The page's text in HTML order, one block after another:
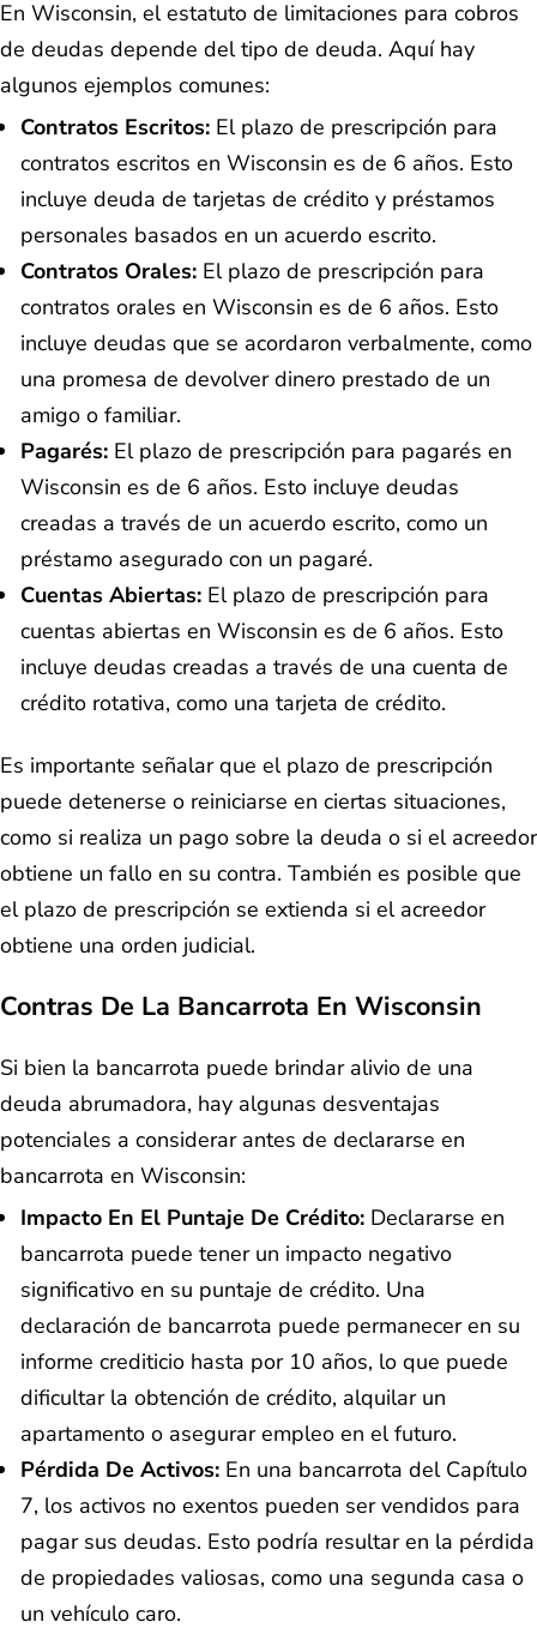
En Wisconsin, el estatuto de limitaciones para cobros
de deudas depende del tipo de deuda. Aquí hay
algunos ejemplos comunes:
Contratos Escritos: El plazo de prescripción para
contratos escritos en Wisconsin es de 6 años. Esto
incluye deuda de tarjetas de crédito y préstamos
personales basados en un acuerdo escrito.
Contratos Orales: El plazo de prescripción para
contratos orales en Wisconsin es de 6 años. Esto
incluye deudas que se acordaron verbalmente, como
una promesa de devolver dinero prestado de un
amigo o familiar.
Pagarés: El plazo de prescripción para pagarés en
Wisconsin es de 6 años. Esto incluye deudas
creadas a través de un acuerdo escrito, como un
préstamo asegurado con un pagaré.
Cuentas Abiertas: El plazo de prescripción para
cuentas abiertas en Wisconsin es de 6 años. Esto
incluye deudas creadas a través de una cuenta de
crédito rotativa, como una tarjeta de crédito.
Es importante señalar que el plazo de prescripción
puede detenerse o reiniciarse en ciertas situaciones,
como si realiza un pago sobre la deuda o si el acreedor
obtiene un fallo en su contra. También es posible que
el plazo de prescripción se extienda si el acreedor
obtiene una orden judicial.
Contras De La Bancarrota En Wisconsin
Si bien la bancarrota puede brindar alivio de una
deuda abrumadora, hay algunas desventajas
potenciales a considerar antes de declararse en
bancarrota en Wisconsin:
Impacto En El Puntaje De Crédito: Declararse en
bancarrota puede tener un impacto negativo
significativo en su puntaje de crédito. Una
declaración de bancarrota puede permanecer en su
informe crediticio hasta por 10 años, lo que puede
dificultar la obtención de crédito, alquilar un
apartamento o asegurar empleo en el futuro.
Pérdida De Activos: En una bancarrota del Capítulo
7, los activos no exentos pueden ser vendidos para
pagar sus deudas. Esto podría resultar en la pérdida
de propiedades valiosas, como una segunda casa o
un vehículo caro.